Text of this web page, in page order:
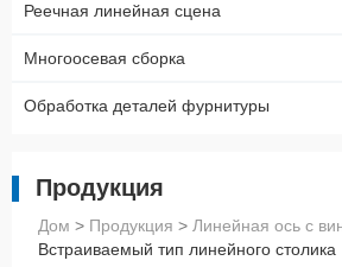
Реечная линейная сцена
Многоосевая сборка
Обработка деталей фурнитуры
Продукция
Дом > Продукция > Линейная ось с
Встраиваемый тип линейного столика